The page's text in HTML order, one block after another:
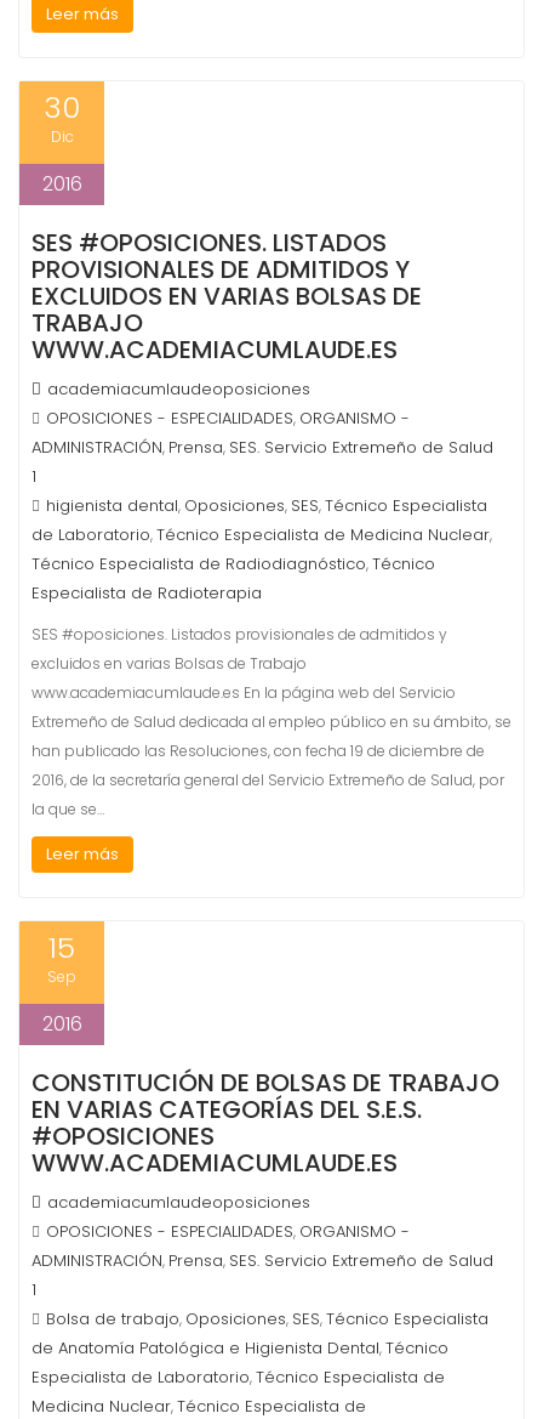
Leer más
30
Dic
2016
SES #OPOSICIONES. LISTADOS
PROVISIONALES DE ADMITIDOS Y
EXCLUIDOS EN VARIAS BOLSAS DE
TRABAJO
WWW.ACADEMIACUMLAUDE.ES
academiacumlaudeoposiciones
OPOSICIONES - ESPECIALIDADES, ORGANISMO -
ADMINISTRACIÓN, Prensa, SES. Servicio Extremeño de Salud
1
higienista dental, Oposiciones, SES,Técnico Especialista
de Laboratorio,Técnico Especialista de Medicina Nuclear,
Técnico Especialista de Radiodiagnóstico,Técnico
Especialista de Radioterapia
SES #oposiciones. Listados provisionales de admitidos y
excluidos en varias Bolsas de Trabajo
www.academiacumlaude.es En la página web del Servicio
Extremeño de Salud dedicada al empleo público en su ámbito, se
han publicado las Resoluciones, con fecha 19 de diciembre de
2016, de la secretaría general del Servicio Extremeño de Salud, por
la que se…
Leer más
15
Sep
2016
CONSTITUCIÓN DE BOLSAS DE TRABAJO
EN VARIAS CATEGORÍAS DEL S.E.S.
#OPOSICIONES
WWW.ACADEMIACUMLAUDE.ES
academiacumlaudeoposiciones
OPOSICIONES - ESPECIALIDADES, ORGANISMO -
ADMINISTRACIÓN, Prensa, SES. Servicio Extremeño de Salud
1
Bolsa de trabajo, Oposiciones, SES,Técnico Especialista
de Anatomía Patológica e Higienista Dental,Técnico
Especialista de Laboratorio,Técnico Especialista de
Medicina Nuclear,Técnico Especialista de